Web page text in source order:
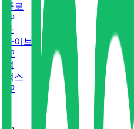
플로
P
바
바이브
P
벅
벅스
P